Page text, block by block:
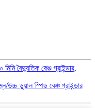
বৈদ্যুতিক বেঞ্চ গ্রাইন্ডার,
ডুয়াল স্পিড বেঞ্চ গ্রাইন্ডার